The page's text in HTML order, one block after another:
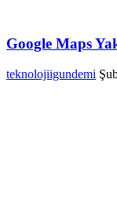
Google Maps
teknolojiigundemi